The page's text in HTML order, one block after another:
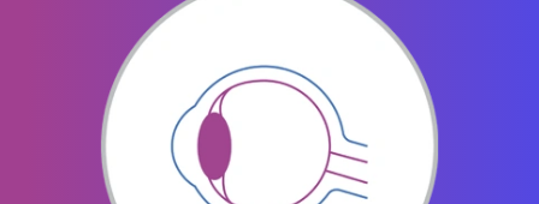
عيون الاطفال المنتفخه